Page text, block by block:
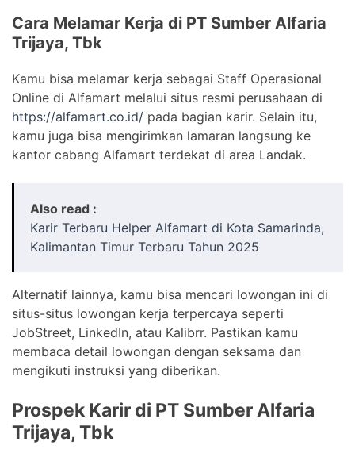
Cara Melamar Kerja di PT Sumber Alfaria
Trijaya, Tbk
Kamu bisa melamar kerja sebagai Staff Operasional
Online di Alfamart melalui situs resmi perusahaan di
https://alfamart.co.id/ pada bagian karir. Selain itu,
kamu juga bisa mengirimkan lamaran langsung ke
kantor cabang Alfamart terdekat di area Landak.
Also read :
Karir Terbaru Helper Alfamart di Kota Samarinda,
Kalimantan Timur Terbaru Tahun 2025
Alternatif lainnya, kamu bisa mencari lowongan ini di
situs-situs lowongan kerja terpercaya seperti
JobStreet, LinkedIn, atau Kalibrr. Pastikan kamu
membaca detail lowongan dengan seksama dan
mengikuti instruksi yang diberikan.
Prospek Karir di PT Sumber Alfaria
Trijaya, Tbk